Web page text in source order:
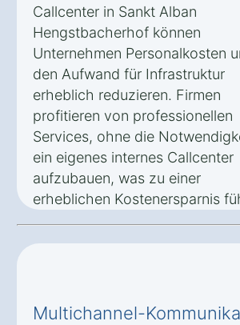
Callcenter in Sankt Alban
Hengstbacherhof können
Unternehmen Personalkosten
den Aufwand für Infrastruktur
erheblich reduzieren. Firmen
profitieren von professionellen
Services, ohne die
ein eigenes internes Callcenter
aufzubauen, was zu einer
erheblichen Kostenersparnis
Multichannel-